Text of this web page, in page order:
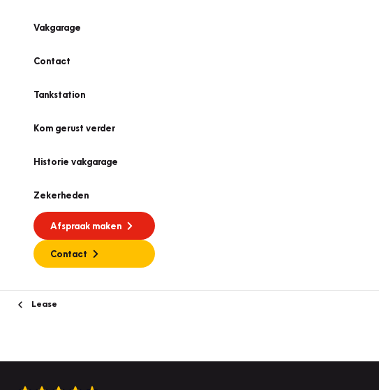
Vakgarage
Contact
Tankstation
Kom gerust verder
Historie vakgarage
Zekerheden
Afspraak maken
Contact
Lease